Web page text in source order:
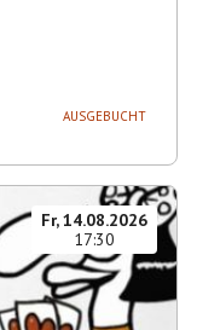
AUSGEBUCHT
Fr, 14.08.2026
17:30